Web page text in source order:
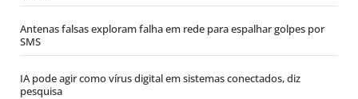
Antenas falsas exploram falha em rede para espalhar golpes por
SMS
IA pode agir como vírus digital em sistemas conectados, diz
pesquisa